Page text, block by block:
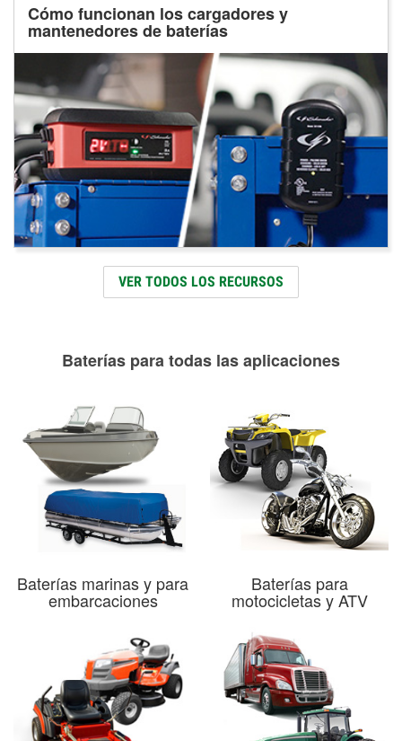
Cómo funcionan los cargadores y
mantenedores de baterías
VER TODOS LOS RECURSOS
Baterías para todas las aplicaciones
Baterías marinas y para
embarcaciones
Baterías para
motocicletas y ATV